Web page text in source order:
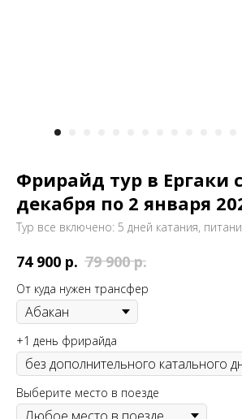
Фрирайд тур в Ергаки
декабря по 2 января
Тур все включено: 5 дней катания,
74 900 р. 79 900 р.
От куда нужен трансфер
+1 день фрирайда
Выберите место в поезде